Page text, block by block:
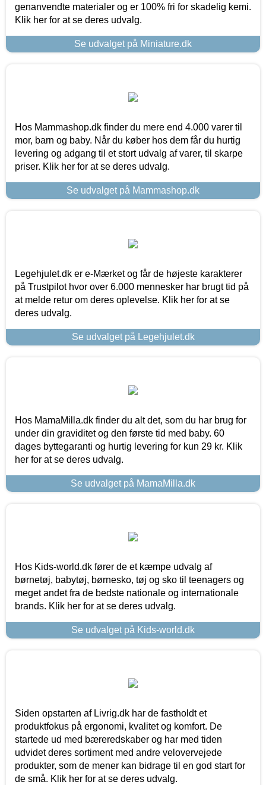
genanvendte materialer og er 100% fri for skadelig kemi.
Klik her for at se deres udvalg.
Se udvalget på Miniature.dk
Hos Mammashop.dk finder du mere end 4.000 varer til
mor, barn og baby. Når du køber hos dem får du hurtig
levering og adgang til et stort udvalg af varer, til skarpe
priser. Klik her for at se deres udvalg.
Se udvalget på Mammashop.dk
Legehjulet.dk er e-Mærket og får de højeste karakterer
på Trustpilot hvor over 6.000 mennesker har brugt tid på
at melde retur om deres oplevelse. Klik her for at se
deres udvalg.
Se udvalget på Legehjulet.dk
Hos MamaMilla.dk finder du alt det, som du har brug for
under din graviditet og den første tid med baby. 60
dages byttegaranti og hurtig levering for kun 29 kr. Klik
her for at se deres udvalg.
Se udvalget på MamaMilla.dk
Hos Kids-world.dk fører de et kæmpe udvalg af
børnetøj, babytøj, børnesko, tøj og sko til teenagers og
meget andet fra de bedste nationale og internationale
brands. Klik her for at se deres udvalg.
Se udvalget på Kids-world.dk
Siden opstarten af Livrig.dk har de fastholdt et
produktfokus på ergonomi, kvalitet og komfort. De
startede ud med bæreredskaber og har med tiden
udvidet deres sortiment med andre velovervejede
produkter, som de mener kan bidrage til en god start for
de små. Klik her for at se deres udvalg.